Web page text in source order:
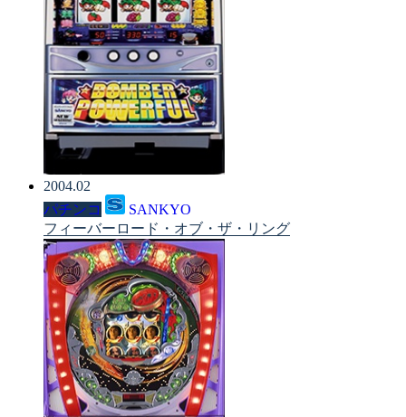
2004.02
パチンコ
SANKYO
フィーバーロード・オブ・ザ・リング